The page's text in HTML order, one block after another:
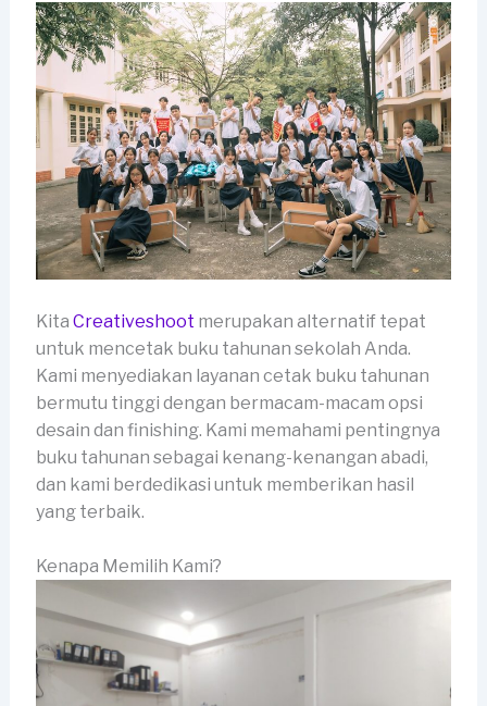
Kita Creativeshoot merupakan alternatif tepat
untuk mencetak buku tahunan sekolah Anda.
Kami menyediakan layanan cetak buku tahunan
bermutu tinggi dengan bermacam-macam opsi
desain dan finishing. Kami memahami pentingnya
buku tahunan sebagai kenang-kenangan abadi,
dan kami berdedikasi untuk memberikan hasil
yang terbaik.
Kenapa Memilih Kami?